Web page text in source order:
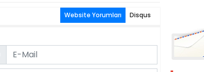
Website Yorumları Disqus